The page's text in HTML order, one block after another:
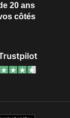
20 ans
côtés